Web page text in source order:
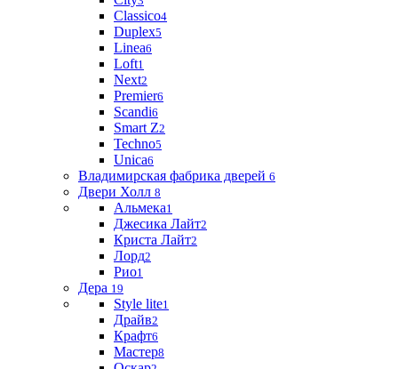
Classico4
Duplex5
Linea6
Loft1
Next2
Premier6
Scandi6
Smart Z2
Techno5
Unica6
Владимирская фабрика дверей 6
Двери Холл 8
Альмека1
Джесика Лайт2
Криста Лайт2
Лорд2
Рио1
Дера 19
Style lite1
Драйв2
Крафт6
Мастер8